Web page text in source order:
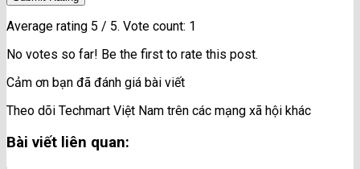
Average rating 5 / 5. Vote count: 1
No votes so far! Be the first to rate this post.
Cảm ơn bạn đã đánh giá bài viết
Theo dõi Techmart Việt Nam trên các mạng xã hội khác
Bài viết liên quan: